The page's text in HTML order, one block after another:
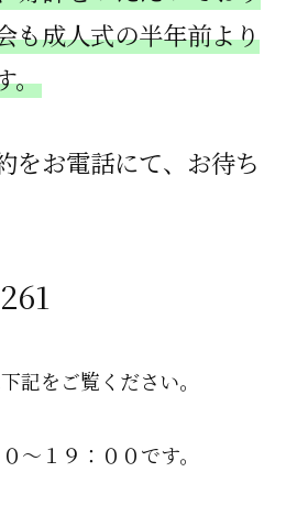
も成人式の半年前より
。
をお電話にて、お待ち
記をご覧ください。
～１９：００です。